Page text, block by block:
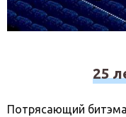
25
Потрясающий